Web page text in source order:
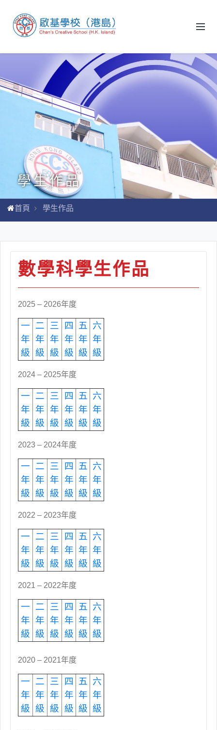
學生作品
首頁 學生作品
數學科學生作品
2025 – 2026年度
一
年
級
二
年
級
三
年
級
四
年
級
五
年
級
六
年
級
2024 – 2025年度
一
年
級
二
年
級
三
年
級
四
年
級
五
年
級
六
年
級
2023 – 2024年度
一
年
級
二
年
級
三
年
級
四
年
級
五
年
級
六
年
級
2022 – 2023年度
一
年
級
二
年
級
三
年
級
四
年
級
五
年
級
六
年
級
2021 – 2022年度
一
年
級
二
年
級
三
年
級
四
年
級
五
年
級
六
年
級
2020 – 2021年度
一
年
級
二
年
級
三
年
級
四
年
級
五
年
級
六
年
級